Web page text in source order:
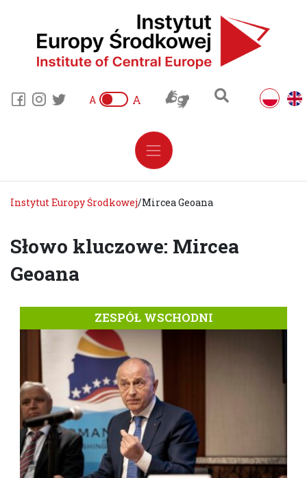
A A
Instytut Europy Środkowej/Mircea Geoana
Słowo kluczowe: Mircea
Geoana
ZESPÓŁ WSCHODNI